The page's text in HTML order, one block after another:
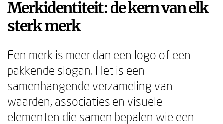
Merkidentiteit: de kern van elk
sterk merk
Een merk is meer dan een logo of een
pakkende slogan. Het is een
samenhangende verzameling van
waarden, associaties en visuele
elementen die samen bepalen wie een